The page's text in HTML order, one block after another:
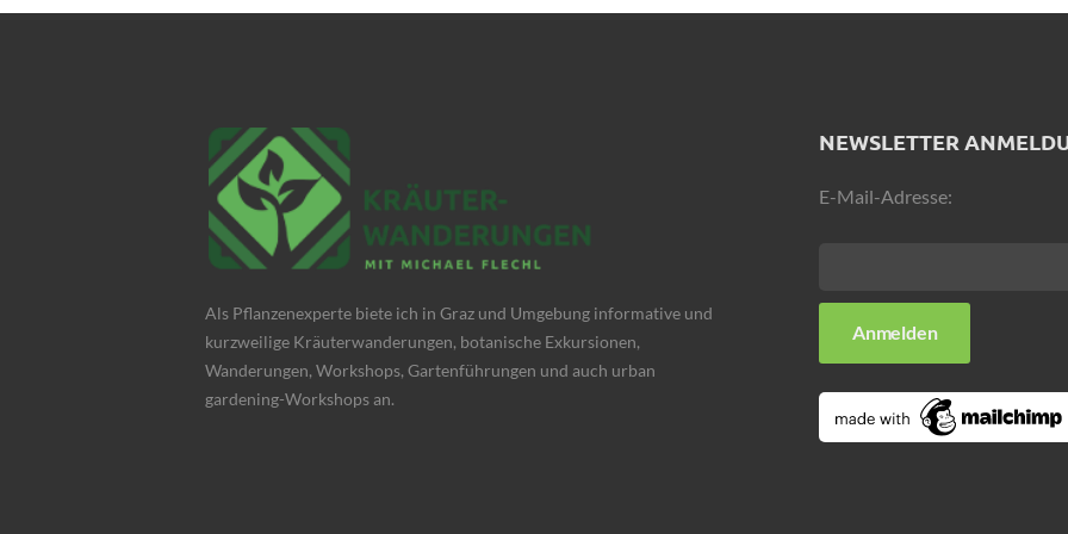
Als Pflanzenexperte biete ich in Graz und Umgebung informative und
kurzweilige Kräuterwanderungen, botanische Exkursionen,
Wanderungen, Workshops, Gartenführungen und auch urban
gardening-Workshops an.
NEWSLETTER
E-Mail-Adresse: